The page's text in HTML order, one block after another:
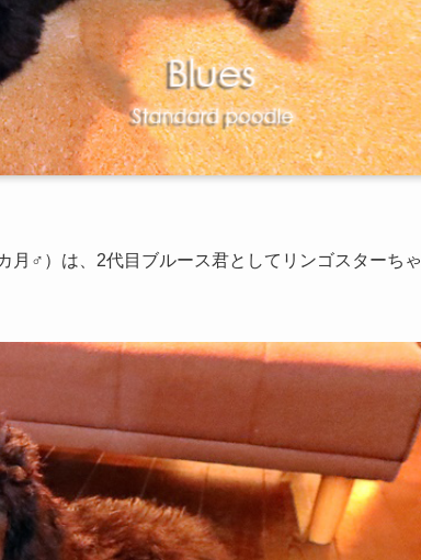
月♂）は、2代目ブルース君としてリンゴスターちゃ